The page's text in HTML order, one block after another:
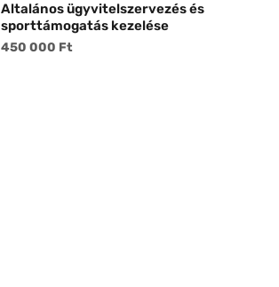
Általános ügyvitelszervezés és
sporttámogatás kezelése
450 000 Ft